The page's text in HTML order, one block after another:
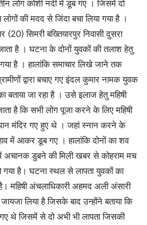
लोग कोशी नदी में डूब गए । जिसमे दो
की मदद से जिंदा बचा लिया गया है ।
(20) सिमरी बख्तियारपुर निवासी दुसरा
है । घटना के दोनों युवकों की तलाश हेतु
है । हालांकि समाचार लिखे जाने तक
द्वारा बचाए गए इंदल कुमार नामक युवक
बताया जा रहा है । उसे इलाज हेतु महिषी
है कि सभी लोग पूजा करने के लिए महिषी
मंदिर गए हुए थे । जहां स्नान करने के
में आकर डूब गए । हालांकि दोनों का शव
अचानक डुबने की मिली खबर से कोहराम मच
गया है। घटना स्थल से लापता युवकों का
महिषी अंचलाधिकारी अहमद अली अंसारी
लिया है जिसके बाद उन्होंने बताया कि
थे जिसमें से दो अभी भी लापता जिसकी